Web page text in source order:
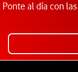
Ponte al día con